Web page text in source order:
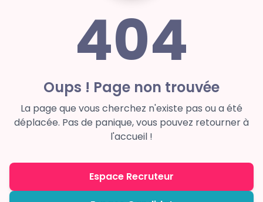
404
Oups ! Page non trouvée
La page que vous cherchez n'existe pas ou a été
déplacée. Pas de panique, vous pouvez retourner à
l'accueil !
Espace Recruteur